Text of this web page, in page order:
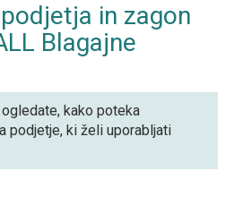
in zagon
Blagajne
kako poteka
podjetje, ki želi uporabljati